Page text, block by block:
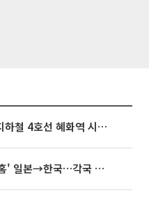
전장연, 오늘(10일) 서울 지하철 4호선 혜화역 시위…1호선 용산역 무정차
태풍 '돌핀' 중국 상륙, '찬홈' 일본→한국…각국 기상청 예상 경로는?